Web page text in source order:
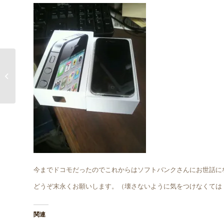
今までドコモだったのでこれからはソフトバンクさんにお世話に
どうぞ末永くお願いします。（壊さないように気をつけなくては
関連
段々と調子が出てきたようです